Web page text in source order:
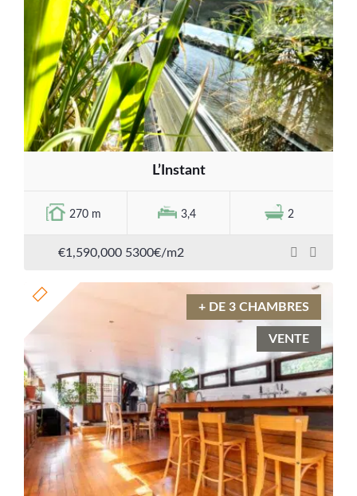
L’Instant
270 m 3,4 2
€1,590,000 5300€/m2
+ DE 3 CHAMBRES
VENTE